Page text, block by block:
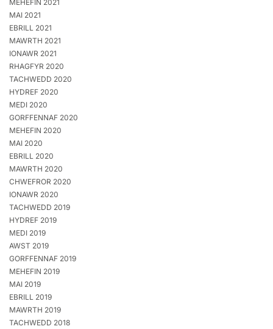
MEHEFIN 2021
MAI 2021
EBRILL 2021
MAWRTH 2021
IONAWR 2021
RHAGFYR 2020
TACHWEDD 2020
HYDREF 2020
MEDI 2020
GORFFENNAF 2020
MEHEFIN 2020
MAI 2020
EBRILL 2020
MAWRTH 2020
CHWEFROR 2020
IONAWR 2020
TACHWEDD 2019
HYDREF 2019
MEDI 2019
AWST 2019
GORFFENNAF 2019
MEHEFIN 2019
MAI 2019
EBRILL 2019
MAWRTH 2019
TACHWEDD 2018